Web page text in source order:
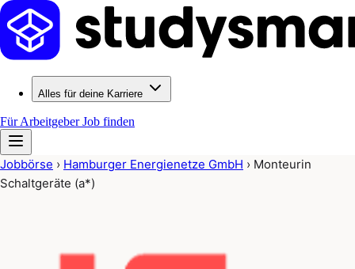
Alles für deine Karriere
Für ArbeitgeberJob finden
Jobbörse › Hamburger Energienetze GmbH › Monteurin
Schaltgeräte (a*)